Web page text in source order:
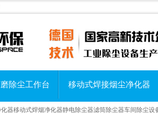
除尘工作台 移动式焊接烟尘净化器
器移动式焊烟净化器静电除尘器滤筒除尘器车间除尘设